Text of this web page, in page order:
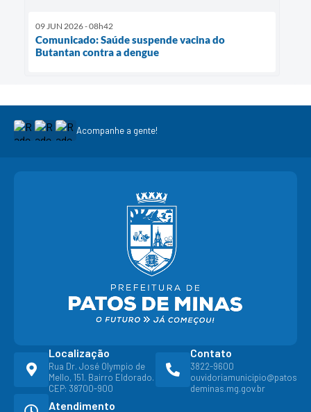
09 JUN 2026 - 08h42
Comunicado: Saúde suspende vacina do
Butantan contra a dengue
Acompanhe a gente!
Localização
Rua Dr. José Olympio de
Mello, 151. Bairro Eldorado.
CEP: 38700-900
Contato
3822-9600
ouvidoriamunicipio@patos
deminas.mg.gov.br
Atendimento